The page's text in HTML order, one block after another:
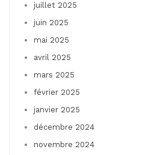
juillet 2025
juin 2025
mai 2025
avril 2025
mars 2025
février 2025
janvier 2025
décembre 2024
novembre 2024